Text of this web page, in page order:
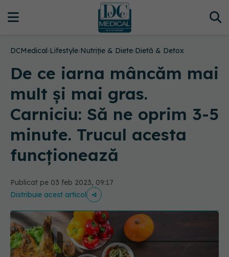
DCMedical›Lifestyle›Nutriție & Diete›Dietă & Detox
De ce iarna mâncăm mai
mult și mai gras.
Carniciu: Să ne oprim 3-5
minute. Trucul acesta
funcționează
Publicat pe 03 feb 2023, 09:17
Distribuie acest articol